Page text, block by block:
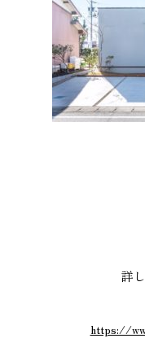
詳
https://